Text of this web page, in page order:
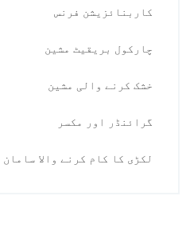
کاربنائزیشن فرنس
چارکول بریقیٹ مشین
خشک کرنے والی مشین
گرائنڈر اور مکسر
لکڑی کا کام کرنے والا سامان